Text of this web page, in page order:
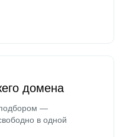
домена
подбором —
в одной